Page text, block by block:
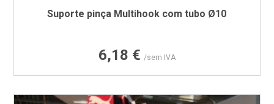
Suporte pinça Multihook com tubo Ø10
Preço
6,18 € /sem IVA